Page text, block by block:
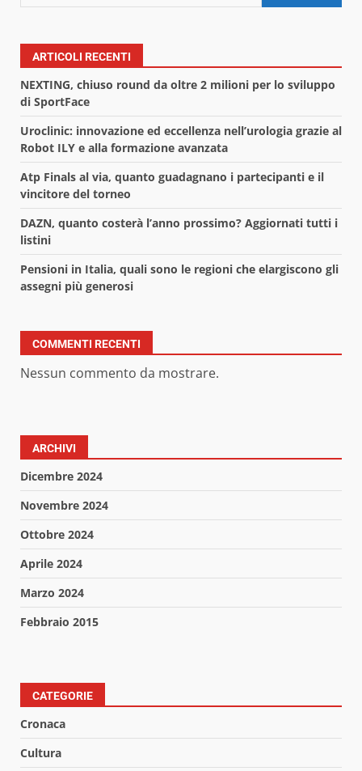
ARTICOLI RECENTI
NEXTING, chiuso round da oltre 2 milioni per lo sviluppo
di SportFace
Uroclinic: innovazione ed eccellenza nell’urologia grazie al
Robot ILY e alla formazione avanzata
Atp Finals al via, quanto guadagnano i partecipanti e il
vincitore del torneo
DAZN, quanto costerà l’anno prossimo? Aggiornati tutti i
listini
Pensioni in Italia, quali sono le regioni che elargiscono gli
assegni più generosi
COMMENTI RECENTI
Nessun commento da mostrare.
ARCHIVI
Dicembre 2024
Novembre 2024
Ottobre 2024
Aprile 2024
Marzo 2024
Febbraio 2015
CATEGORIE
Cronaca
Cultura